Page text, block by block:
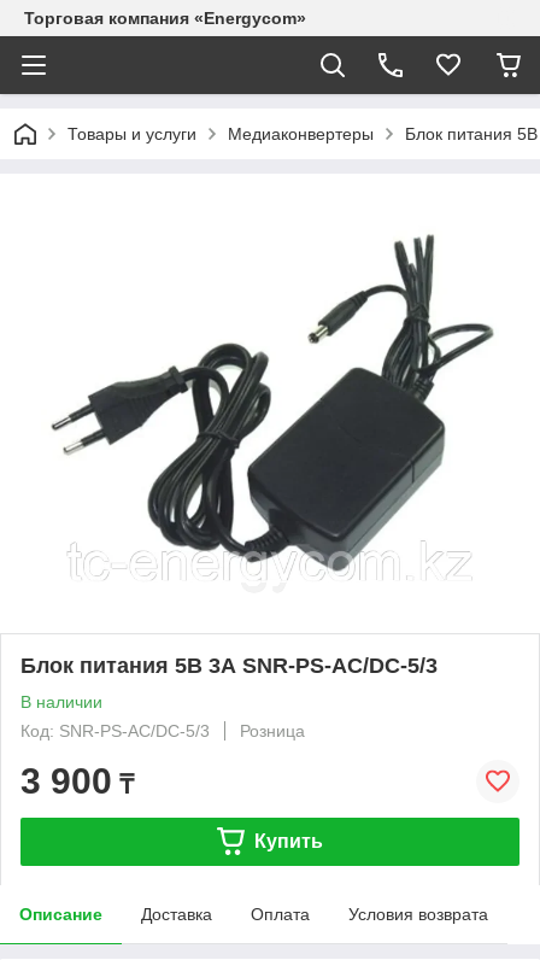
Торговая компания «Energycom»
Товары и услуги Медиаконвертеры Блок питания
Блок питания 5В 3А SNR-PS-AC/DC-5/3
В наличии
Код: SNR-PS-AC/DC-5/3
Розница
3 900 ₸
Купить
Описание Доставка Оплата Условия возврата